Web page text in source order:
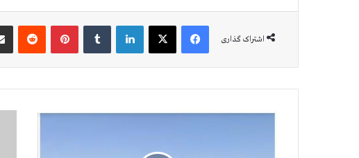
اشتراک گذاری
فیس بوک X ‫پین‌ترست ‫رددیت
ش